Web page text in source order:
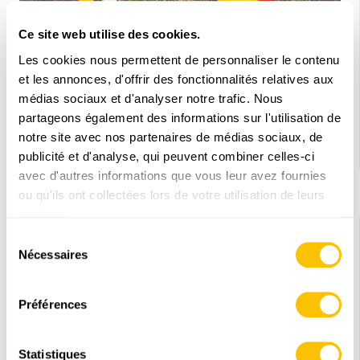
Ce site web utilise des cookies.
Les cookies nous permettent de personnaliser le contenu
et les annonces, d'offrir des fonctionnalités relatives aux
médias sociaux et d'analyser notre trafic. Nous
partageons également des informations sur l'utilisation de
notre site avec nos partenaires de médias sociaux, de
publicité et d'analyse, qui peuvent combiner celles-ci
avec d'autres informations que vous leur avez fournies
ou qu'ils ont collectées lors de votre utilisation de leurs
Nécessaires
Préférences
Statistiques
LE MONDE DE LA RANDONNÉE
Offre spéciale
19.02.2024 • Texte: Schweizer Wanderwege - Suisse Rando